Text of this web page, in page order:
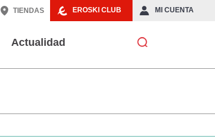
EROSKI CLUB MI CUENTA
TIENDAS
Actualidad